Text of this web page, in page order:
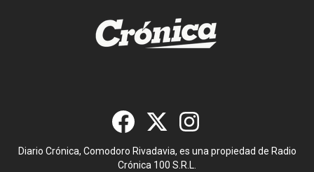
Diario Crónica, Comodoro Rivadavia, es una propiedad de Radio
Crónica 100 S.R.L.